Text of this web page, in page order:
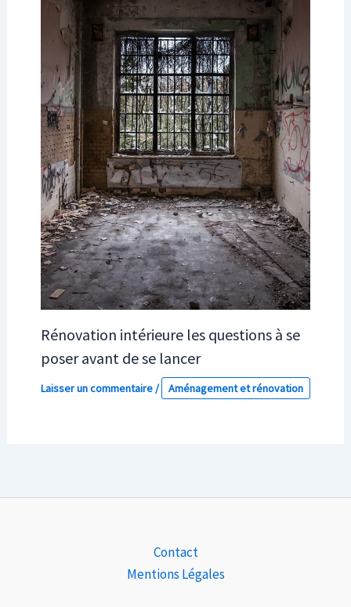
Rénovation intérieure les questions à se
poser avant de se lancer
Laisser un commentaire/ Aménagement et rénovation
Contact
Mentions Légales